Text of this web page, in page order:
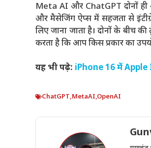
Meta AI और ChatGPT दोनों ही
और मैसेजिंग ऐप्स में सहजता से
लिए जाना जाता है। दोनों के बीच
करता है कि आप किस प्रकार का
यह भी पढ़े: iPhone 16 में
ChatGPT,MetaAI,OpenAI